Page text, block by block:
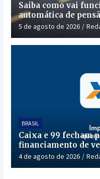
Saiba como vai
automática de
Pensão”
5 de agosto de 2026
BRASIL
Caixa e 99 fecham
financiamento de
4 de agosto de 2026